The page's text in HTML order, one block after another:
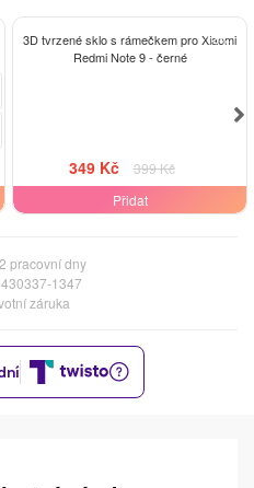
-13%
3D tvrzené sklo s rámečkem pro Xiaomi
Redmi Note 9 - černé
349 Kč
399 Kč
Přidat
pracovní dny
1347
záruka